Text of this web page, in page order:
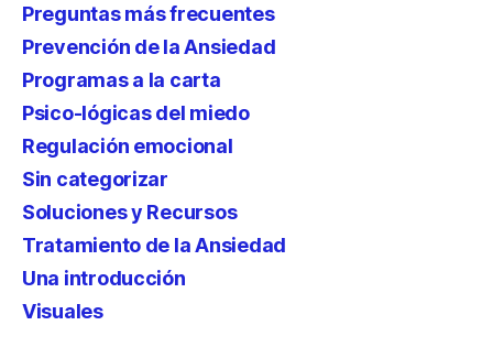
Preguntas más frecuentes
Prevención de la Ansiedad
Programas a la carta
Psico-lógicas del miedo
Regulación emocional
Sin categorizar
Soluciones y Recursos
Tratamiento de la Ansiedad
Una introducción
Visuales